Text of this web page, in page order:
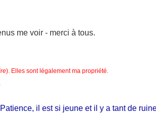
me voir - merci à tous.
). Elles sont légalement ma propriété.
il est si jeune et il y a tant de ruines !